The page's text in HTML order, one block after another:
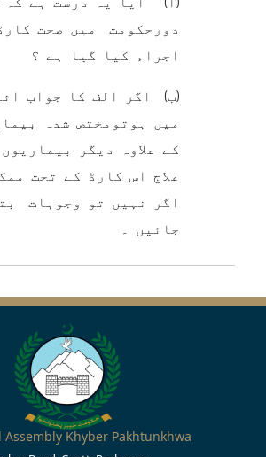
دورحکومت میں صحت
اجراء کیا گیا ہے ؟
(ب) اگر الف کا جواب
میں ہوتومختص شدہ
کے علاوہ دیگر
علاج اس کارڈ کے تحت
اگر نہیں تو وجوہات
جائیں ۔
Assembly Khyber Pakhtunkhwa